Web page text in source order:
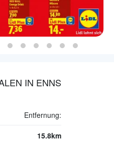
IN ENNS
Entfernung:
15.8km